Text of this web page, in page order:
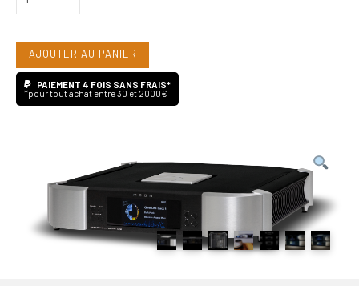
de
North
681
AJOUTER AU PANIER
PAIEMENT 4 FOIS SANS FRAIS*
*pour tout achat entre 30 et 2000€